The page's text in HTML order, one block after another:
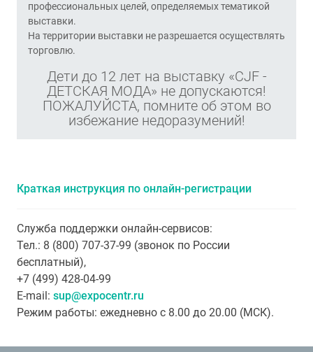
профессиональных целей, определяемых тематикой
выставки.
На территории выставки не разрешается осуществлять
торговлю.
Дети до 12 лет на выставку «CJF -
ДЕТСКАЯ МОДА» не допускаются!
ПОЖАЛУЙСТА, помните об этом во
избежание недоразумений!
Краткая инструкция по онлайн-регистрации
Служба поддержки онлайн-сервисов:
Тел.: 8 (800) 707-37-99 (звонок по России
бесплатный),
+7 (499) 428-04-99
E-mail: sup@expocentr.ru
Режим работы: ежедневно с 8.00 до 20.00 (МСК).